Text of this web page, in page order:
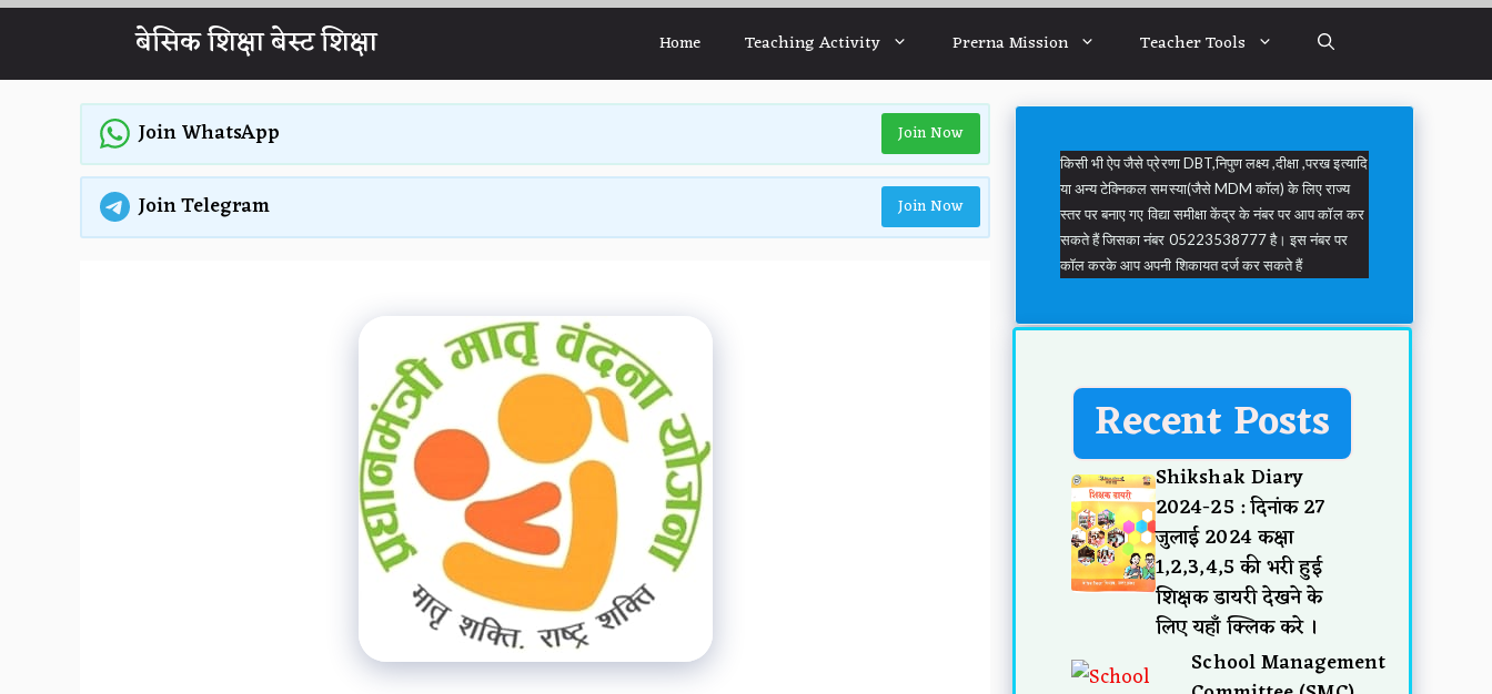
बेसिक शिक्षा बेस्ट शिक्षा Home Teaching Activity Prerna Mission Teacher Tools
Join WhatsApp Join Now
Join Telegram Join Now
किसी भी ऐप जैसे प्रेरणा DBT,निपुण लक्ष्य ,दीक्षा ,परख इत्यादि
या अन्य टेक्निकल समस्या(जैसे MDM कॉल) के लिए राज्य
स्तर पर बनाए गए विद्या समीक्षा केंद्र के नंबर पर आप कॉल कर
सकते हैं जिसका नंबर 05223538777 है। इस नंबर पर
कॉल करके आप अपनी शिकायत दर्ज कर सकते हैं
Recent Posts
Shikshak Diary
2024-25 : दिनांक 27
जुलाई 2024 कक्षा
1,2,3,4,5 की भरी हुई
शिक्षक डायरी देखने के
लिए यहाँ क्लिक करे ।
School Management